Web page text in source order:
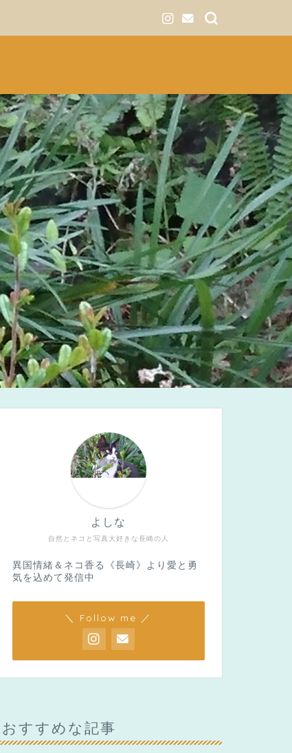
自然とネコと写真大好きな長崎の人
よしな
異国情緒＆ネコ香る《長崎》より愛と勇
気を込めて発信中
＼ Follow me ／
おすすめな記事